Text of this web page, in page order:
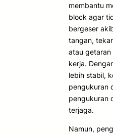
membantu
block agar
bergeser
tangan,
atau getaran
kerja.
lebih stabil,
pengukuran
pengukuran
terjaga.
Namun,